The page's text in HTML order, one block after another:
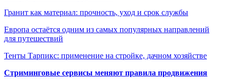
Гранит как материал: прочность, уход и срок службы
Европа остаётся одним из самых популярных направлений
для путешествий
Тенты Тарпикс: применение на стройке, дачном хозяйстве
Стриминговые сервисы меняют правила продвижения